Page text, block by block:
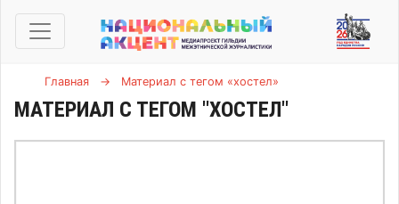
Главная → Материал с тегом «хостел»
МАТЕРИАЛ С ТЕГОМ "ХОСТЕЛ"